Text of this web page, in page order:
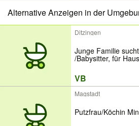
Alternative Anzeigen in der
Ditzingen
Junge Familie
/Babysitter, für
VB
Magstadt
Putzfrau/Köchin